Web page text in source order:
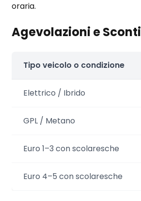
oraria.
Agevolazioni e Sconti
Tipo veicolo o condizione
Elettrico / Ibrido
GPL / Metano
Euro 1–3 con scolaresche
Euro 4–5 con scolaresche